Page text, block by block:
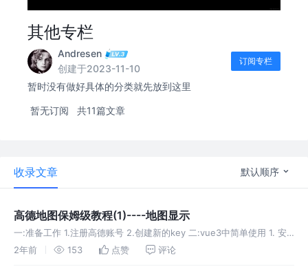
其他专栏
Andresen
创建于2023-11-10
订阅专栏
暂时没有做好具体的分类就先放到这里
暂无订阅 共11篇文章
收录文章 默认顺序
高德地图保姆级教程(1)----地图显示
一:准备工作 1.注册高德账号 2.创建新的key 二:vue3中简单使用 1. 安
装模块 2. 显示地图 [注:上述代码中的key:需要到控制台去复制key]
2年前 153 点赞 评论